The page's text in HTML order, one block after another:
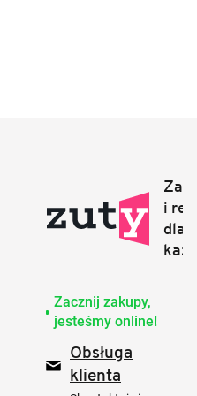
Zacznij zakupy,
jesteśmy online!
Obsługa
klienta